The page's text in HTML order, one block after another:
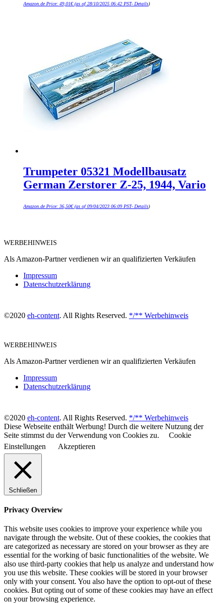
Amazon.de Price: 49,01€(as of 28/10/2025 06:42 PST- Details)
Trumpeter 05321 Modellbausatz
German Zerstorer Z-25, 1944, Vario
Amazon.de Price: 36,50€(as of 09/04/2023 06:09 PST- Details)
WERBEHINWEIS
Als Amazon-Partner verdienen wir an qualifizierten Verkäufen
Impressum
Datenschutzerklärung
©2020 eh-content. All Rights Reserved. */** Werbehinweis
WERBEHINWEIS
Als Amazon-Partner verdienen wir an qualifizierten Verkäufen
Impressum
Datenschutzerklärung
©2020 eh-content. All Rights Reserved. */** Werbehinweis
Diese Webseite enthält Werbung! Durch die weitere Nutzung der
Seite stimmst du der Verwendung von Cookies zu.
Cookie
Einstellungen
Akzeptieren
Schließen
Privacy Overview
This website uses cookies to improve your experience while you
navigate through the website. Out of these cookies, the cookies that
are categorized as necessary are stored on your browser as they are
essential for the working of basic functionalities of the website. We
also use third-party cookies that help us analyze and understand how
you use this website. These cookies will be stored in your browser
only with your consent. You also have the option to opt-out of these
cookies. But opting out of some of these cookies may have an effect
on your browsing experience.